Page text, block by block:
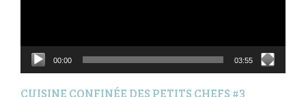
00:00 03:55
CUISINE CONFINÉE DES PETITS CHEFS #3